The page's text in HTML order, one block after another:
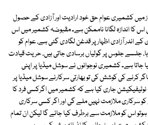
میں کشمیری عوام حق خود ارادیت اور آزادی کے حصول
کا اندازہ لگانا ناممکن ہے۔ مقبوضہ کشمیر میں اس
اندر آزادی اظہار پر قدغن لگادی گئی ہے، عوام کو
جلسے جلوس پر گولیاں برسادی جاتی ہیں، حریت قیادت
جاتا ہے۔ کشمیری نوجوانوں نے سوشل میڈیا پر اپنی
کرنے کی کوشش کی تو بھارتی سرکارنے سوشل میڈیا پر
جاری کیا ہے کہ کشمیر میں اگرکسی فرد کا
سرکاری ملازمت نہیں ملے گی اور اگر کسی سرکاری
ہوتو اس کو ملازمت سے برطرف کیا جائے گا لیکن ان تمام